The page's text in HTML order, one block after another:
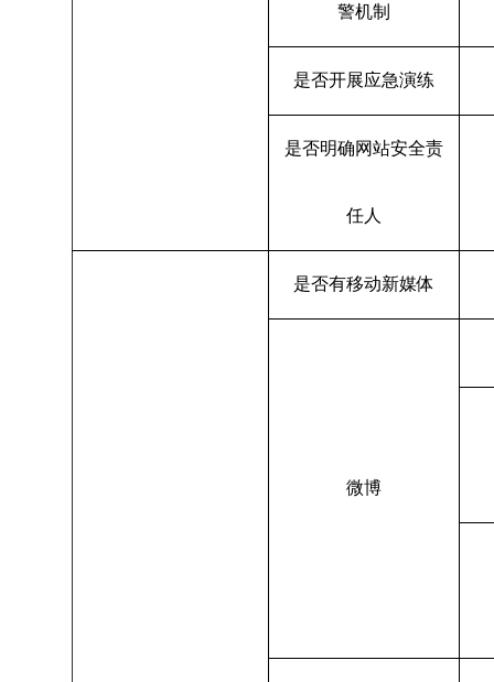
警机制
是否开展应急演练
是否明确网站安全责
任人
是否有移动新媒体
微博